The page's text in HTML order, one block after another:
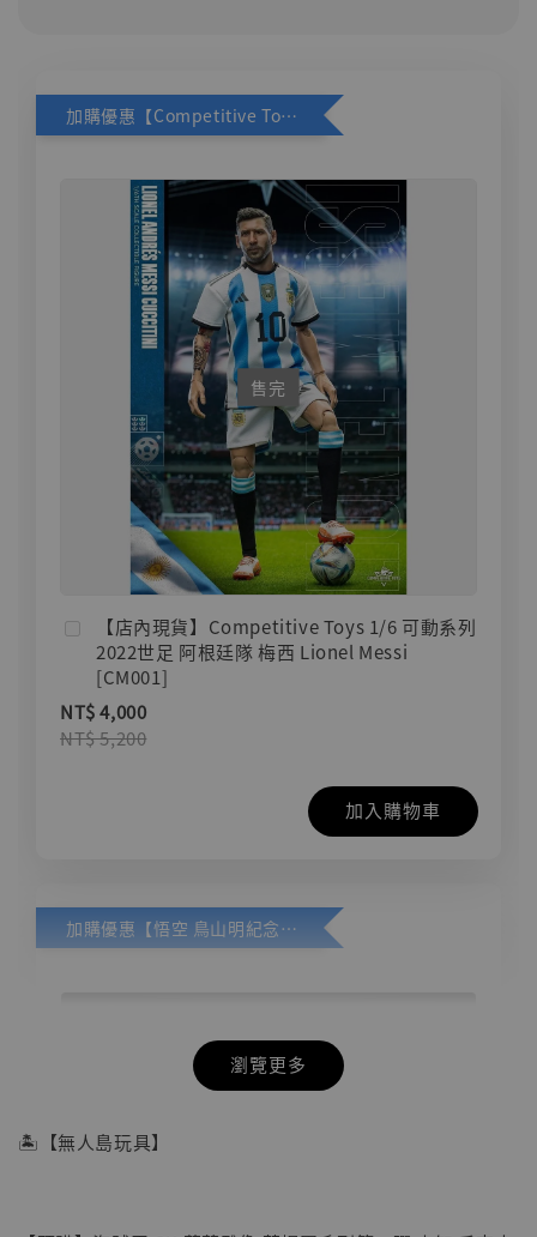
加購優惠【Competitive Toys 梅西 [CM001]】
售完
【店內現貨】Competitive Toys 1/6 可動系列
2022世足 阿根廷隊 梅西 Lionel Messi
[CM001]
NT$ 4,000
NT$ 5,200
加入購物車
加購優惠【悟空 鳥山明紀念款 [奇蹟工作室]】
瀏覽更多
🏝【無人島玩具】